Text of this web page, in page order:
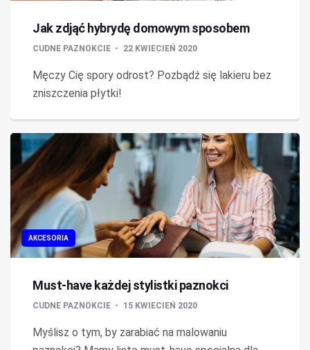
Jak zdjąć hybrydę domowym sposobem
CUDNE PAZNOKCIE 22 KWIECIEŃ 2020
Męczy Cię spory odrost? Pozbądź się lakieru bez
zniszczenia płytki!
AKCESORIA
Must-have każdej stylistki paznokci
CUDNE PAZNOKCIE 15 KWIECIEŃ 2020
Myślisz o tym, by zarabiać na malowaniu